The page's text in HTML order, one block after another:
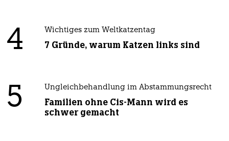
4 Wichtiges zum Weltkatzentag
7 Gründe, warum Katzen links sind
5 Ungleichbehandlung im Abstammungsrecht
Familien ohne Cis-Mann wird es
schwer gemacht